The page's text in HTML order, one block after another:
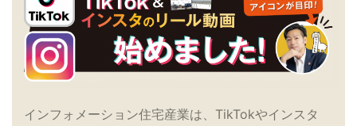
インフォメーション住宅産業は、TikTokやインスタ